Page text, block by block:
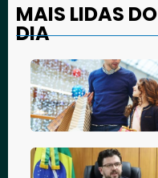
MAIS LIDAS DO
DIA